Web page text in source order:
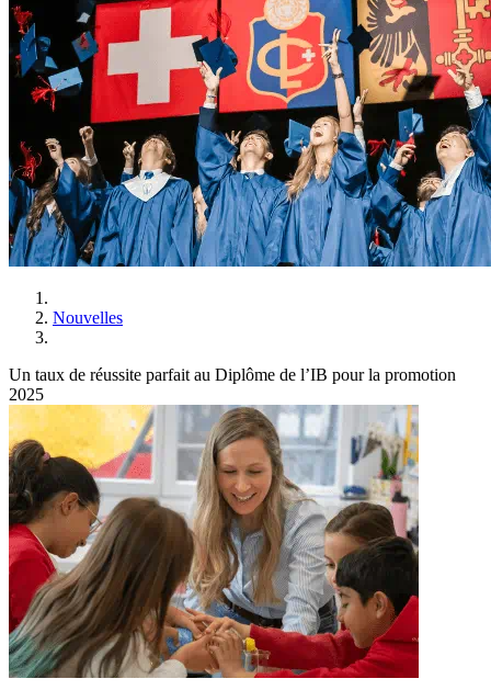
Nouvelles
Un taux de réussite parfait au Diplôme de l’IB pour la promotion
2025